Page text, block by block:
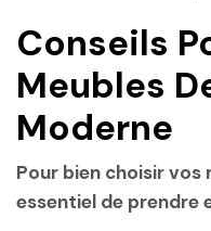
Conseils
Meubles
Moderne
Pour bien choisir vos
essentiel de prendre